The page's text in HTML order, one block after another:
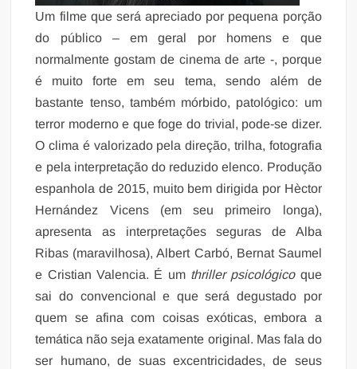
Um filme que será apreciado por pequena porção
do público – em geral por homens e que
normalmente gostam de cinema de arte -, porque
é muito forte em seu tema, sendo além de
bastante tenso, também mórbido, patológico: um
terror moderno e que foge do trivial, pode-se dizer.
O clima é valorizado pela direção, trilha, fotografia
e pela interpretação do reduzido elenco. Produção
espanhola de 2015, muito bem dirigida por Hèctor
Hernández Vicens (em seu primeiro longa),
apresenta as interpretações seguras de Alba
Ribas (maravilhosa), Albert Carbó, Bernat Saumel
e Cristian Valencia. É um thriller psicológicoque
sai do convencional e que será degustado por
quem se afina com coisas exóticas, embora a
temática não seja exatamente original. Mas fala do
ser humano, de suas excentricidades, de seus